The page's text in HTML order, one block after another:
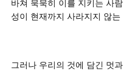
바쳐 묵묵히 이를 지키는 사
성이 현재까지 사라지지 않는
그러나 우리의 것에 담긴 멋